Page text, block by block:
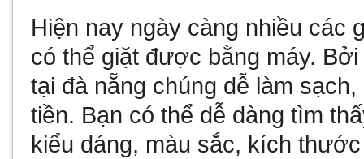
Hiện nay ngày càng nhiều các
có thể giặt được bằng máy.
tại đà nẵng chúng dễ làm
tiền. Bạn có thể dễ dàng tìm
kiểu dáng, màu sắc, kích